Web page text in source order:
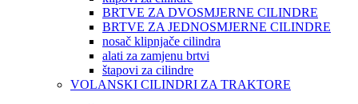
BRTVE ZA DVOSMJERNE CILINDRE
BRTVE ZA JEDNOSMJERNE CILINDRE
nosač klipnjače cilindra
alati za zamjenu brtvi
štapovi za cilindre
VOLANSKI CILINDRI ZA TRAKTORE